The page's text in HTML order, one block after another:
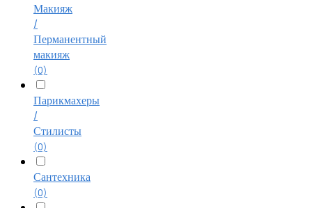
Макияж
/
Перманентный
макияж
(0)
Парикмахеры
/
Стилисты
(0)
Сантехника
(0)